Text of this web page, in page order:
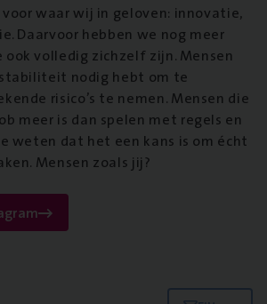
waar wij in geloven: innovatie,
Daarvoor hebben we nog meer
ook volledig zichzelf zijn. Mensen
nodig hebt om te
risico’s te nemen. Mensen die
meer is dan spelen met regels en
weten dat het een kans is om écht
Mensen zoals jij?